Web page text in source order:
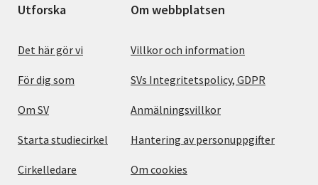
Utforska
Det här gör vi
För dig som
Om SV
Starta studiecirkel
Cirkelledare
Om webbplatsen
Villkor och information
SVs Integritetspolicy, GDPR
Anmälningsvillkor
Hantering av personuppgifter
Om cookies